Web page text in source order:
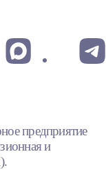
предприятие
и